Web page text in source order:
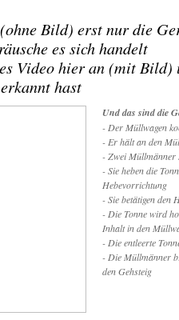
Bild) erst nur die
es sich handelt
Video hier an (mit Bild)
hast
Und das sind die
- Der Müllwagen
- Er hält an den
- Zwei Müllmänner
- Sie heben die
Hebevorrichtung
- Sie betätigen den
- Die Tonne wird
Inhalt in den
- Die entleerte
- Die Müllmänner
den Gehsteig